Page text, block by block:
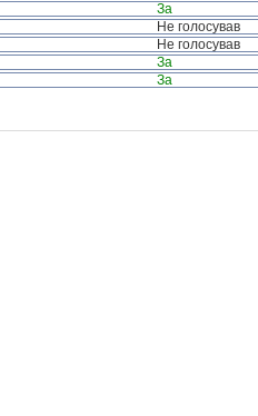
За
Не голосував
Не голосував
За
За